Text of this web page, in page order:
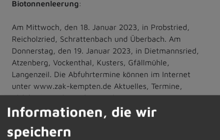
Biotonnenleerung:
Am Mittwoch, den 18. Januar 2023, in Probstried,
Reicholzried, Schrattenbach und Überbach. Am
Donnerstag, den 19. Januar 2023, in Dietmannsried,
Atzenberg, Vockenthal, Kusters, Gfällmühle,
Langenzeil. Die Abfuhrtermine können im Internet
unter www.zak-kempten.de Aktuelles, Termine,
Abfuhrpläne abgerufen werden.
Zur Übersicht
Informationen, die wir
speichern